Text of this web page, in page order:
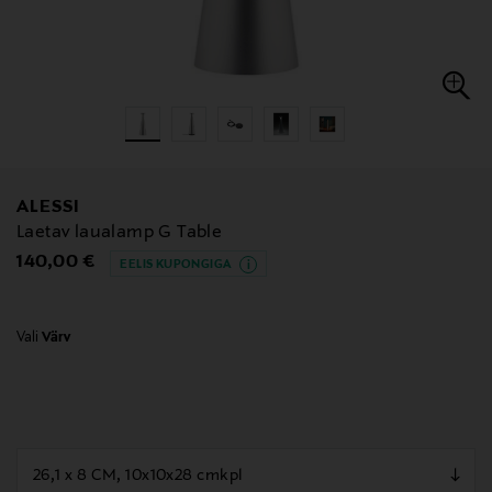
ALESSI
Laetav laualamp G Table
Original Price
140,00 € EELIS KUPONGIGA
Vali Värv